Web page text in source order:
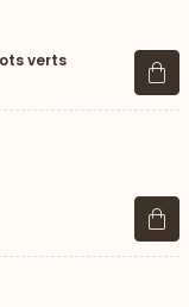
verts
Voir
Voir